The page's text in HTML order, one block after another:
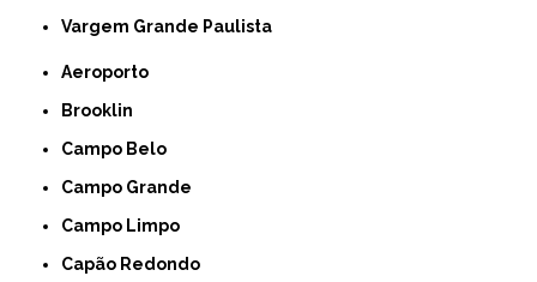
Vargem Grande Paulista
Aeroporto
Brooklin
Campo Belo
Campo Grande
Campo Limpo
Capão Redondo